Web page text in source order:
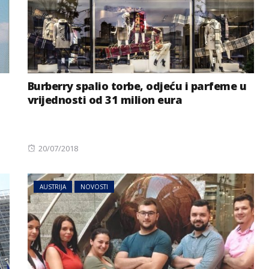
Burberry spalio torbe, odjeću i parfeme u
vrijednosti od 31 milion eura
Posted
20/07/2018
AUSTRIJA NOVOSTI